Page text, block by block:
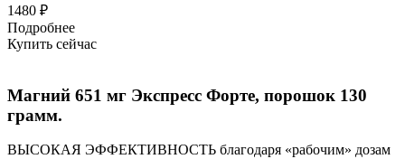
1480 ₽
Подробнее
Купить сейчас
Магний 651 мг Экспресс Форте, порошок 130
грамм.
ВЫСОКАЯ ЭФФЕКТИВНОСТЬ благодаря «рабочим» дозам